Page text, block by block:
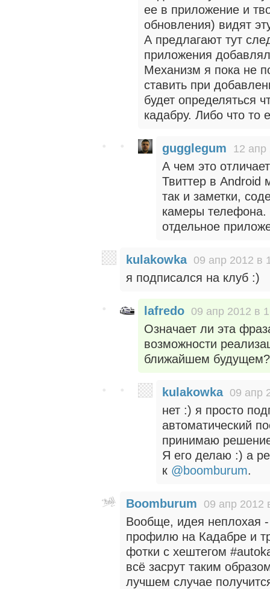
ее в приложение и
обновления) видят
А предлагают тут
приложения
Механизм я пока не
ставить при
будет определяться
кадабру. Либо что то
gugglegum 12 апр
А чем это
Твиттер в Android
так и заметки,
камеры телефона.
отдельное
kulakowka 09 апр 2012 в
я подписался на клуб :)
lafredo 09 апр 2012 в
Означает ли эта
возможности
ближайшем
kulakowka 09 апр
нет :) я просто
автоматический
принимаю
Я его делаю :) а
к @boomburum.
Boomburum 09 апр 2012
Вообще, идея неплохая -
профилю на Кадабре и
фотки с хештегом
всё засрут таким
лучшем случае